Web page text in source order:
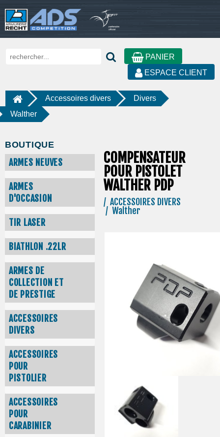
PANIER
ESPACE CLIENT
Accessoires divers
Divers
Walther
BOUTIQUE
ARMES NEUVES
ARMES
D'OCCASION
TIR LASER
BIATHLON .22LR
ARMES DE
COLLECTION ET
DE PRESTIGE
ACCESSOIRES
DIVERS
ACCESSOIRES
POUR
PISTOLIER
ACCESSOIRES
POUR
CARABINIER
COMPENSATEUR
POUR PISTOLET
WALTHER PDP
/ ACCESSOIRES DIVERS
/ Walther